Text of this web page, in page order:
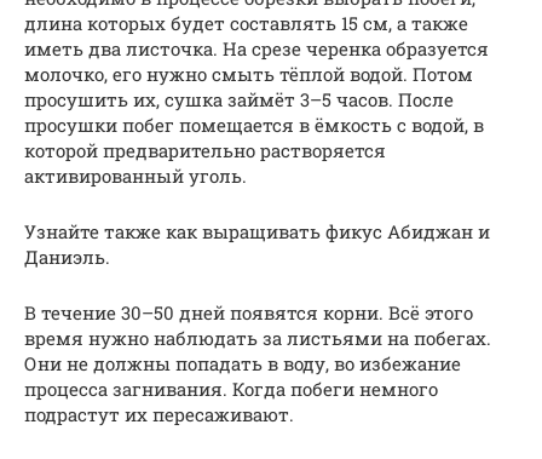
длина которых будет составлять 15 см, а также
иметь два листочка. На срезе черенка образуется
молочко, его нужно смыть тёплой водой. Потом
просушить их, сушка займёт 3–5 часов. После
просушки побег помещается в ёмкость с водой, в
которой предварительно растворяется
активированный уголь.
Узнайте также как выращивать фикус Абиджан и
Даниэль.
В течение 30–50 дней появятся корни. Всё этого
время нужно наблюдать за листьями на побегах.
Они не должны попадать в воду, во избежание
процесса загнивания. Когда побеги немного
подрастут их пересаживают.